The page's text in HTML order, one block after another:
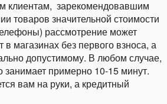
клиентам, зарекомендовавшим
товаров значительной стоимости
рассмотрение может
магазинах без первого взноса, а
допустимому. В любом случае,
примерно 10-15 минут.
вам на руки, а кредитный